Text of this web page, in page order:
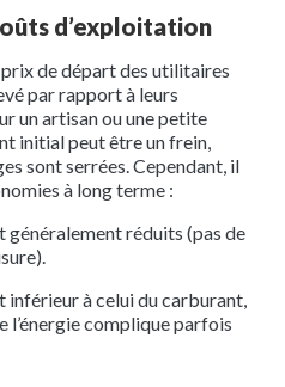
d’exploitation
prix de départ des utilitaires
par rapport à leurs
un artisan ou une petite
initial peut être un frein,
sont serrées. Cependant, il
à long terme :
réduits (pas de
à celui du carburant,
l’énergie complique parfois